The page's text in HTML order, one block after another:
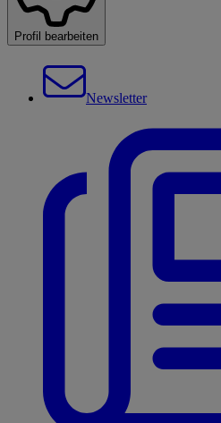
Profil bearbeiten
Newsletter